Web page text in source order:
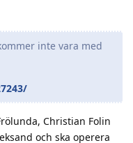
inte vara med
Christian Folin
och ska operera